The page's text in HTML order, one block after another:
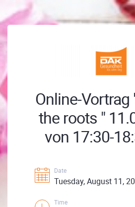
Online-Vortrag
the roots "
von 17:30-
Date
Tuesday, August 11,
Time